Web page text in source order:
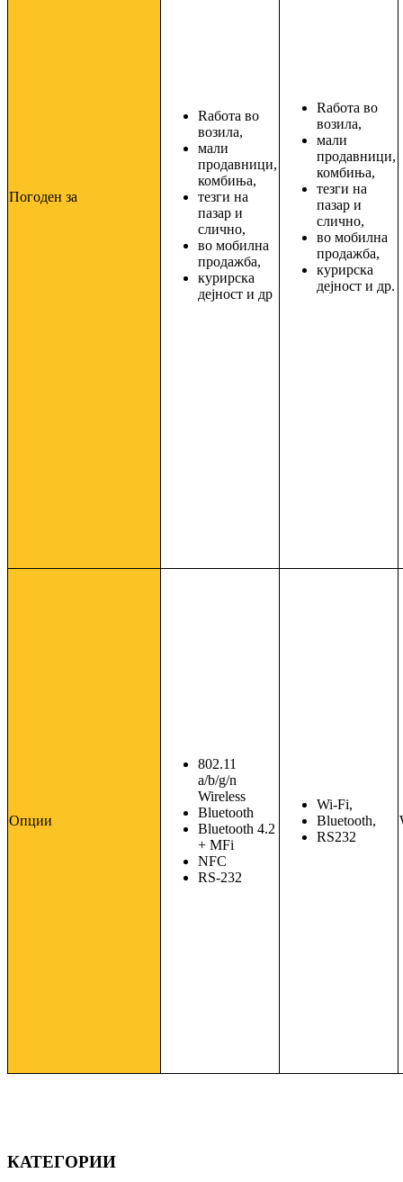
Погоден за
Rабота во
возила,
мали
продавници,
комбиња,
тезги на
пазар и
слично,
во мобилна
продажба,
курирска
дејност и др
Rабота во
возила,
мали
продавници,
комбиња,
тезги на
пазар и
слично,
во мобилна
продажба,
курирска
дејност и др.
Опции
802.11
a/b/g/n
Wireless
Bluetooth
Bluetooth 4.2
+ MFi
NFC
RS-232
Wi-Fi,
Bluetooth,
RS232
КАТЕГОРИИ